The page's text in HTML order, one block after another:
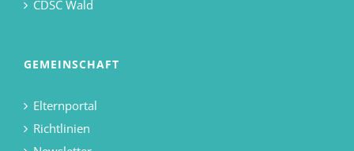
CDSC Wald
GEMEINSCHAFT
Elternportal
Richtlinien